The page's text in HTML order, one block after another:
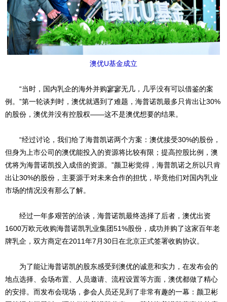
澳优U基金成立
“当时，国内乳企的海外并购寥寥无几，几乎没有可以借鉴的案
例。”第一轮谈判时，澳优就遇到了难题，海普诺凯最多只肯出让30%
的股份，澳优并没有控股权——这不是澳优想要的结果。
“经过讨论，我们给了海普凯诺两个方案：澳优接受30%的股份，
但身为上市公司的澳优能投入的资源将比较有限；提高控股比例，澳
优将为海普诺凯投入成倍的资源。”颜卫彬觉得，海普凯诺之所以只肯
出让30%的股份，主要源于对未来合作的担忧，毕竟他们对国内乳业
市场的情况没有那么了解。
经过一年多艰苦的洽谈，海普诺凯最终选择了后者，澳优出资
1600万欧元收购海普诺凯乳业集团51%股份，成功并购了这家百年老
牌乳企，双方商定在2011年7月30日在北京正式签署收购协议。
为了能让海普诺凯的股东感受到澳优的诚意和实力，在发布会的
地点选择、会场布置、人员邀请、流程设置等方面，澳优都做了精心
的安排。而发布会现场，参会人员还见到了非常有趣的一幕：颜卫彬